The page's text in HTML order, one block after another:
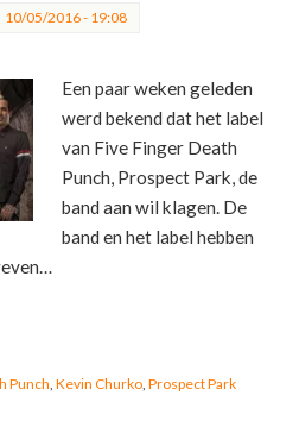
10/05/2016 - 19:08
Een paar weken geleden
werd bekend dat het label
van Five Finger Death
Punch, Prospect Park, de
band aan wil klagen. De
band en het label hebben
Punch Kevin Churko, Prospect Park